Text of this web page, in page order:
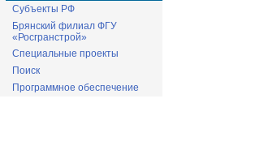
Субъекты РФ
Брянский филиал ФГУ
«Росгранстрой»
Специальные проекты
Поиск
Программное обеспечение